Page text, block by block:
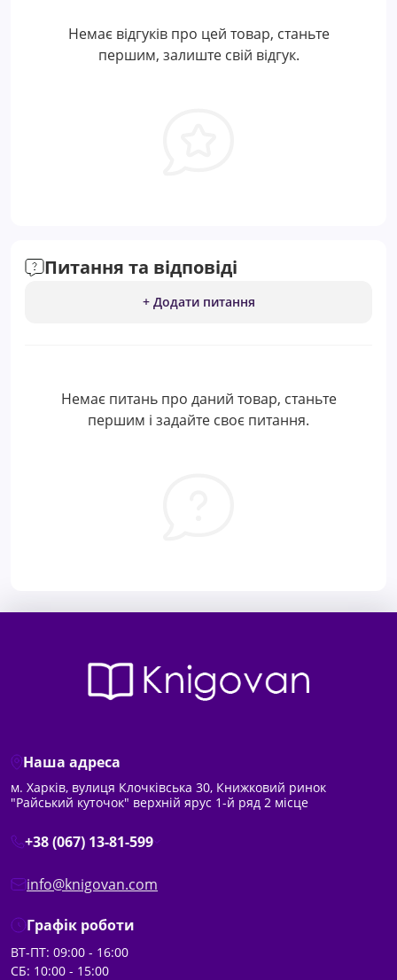
Немає відгуків про цей товар, станьте
першим, залиште свій відгук.
Питання та відповіді
+ Додати питання
Немає питань про даний товар, станьте
першим і задайте своє питання.
Наша адреса
м. Харків, вулиця Клочківська 30, Книжковий ринок
"Райський куточок" верхній ярус 1-й ряд 2 місце
+38 (067) 13-81-599
info@knigovan.com
Графік роботи
ВТ-ПТ: 09:00 - 16:00
СБ: 10:00 - 15:00